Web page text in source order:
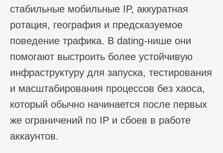
стабильные мобильные IP, аккуратная
ротация, география и предсказуемое
поведение трафика. В dating-нише они
помогают выстроить более устойчивую
инфраструктуру для запуска, тестирования
и масштабирования процессов без хаоса,
который обычно начинается после первых
же ограничений по IP и сбоев в работе
аккаунтов.